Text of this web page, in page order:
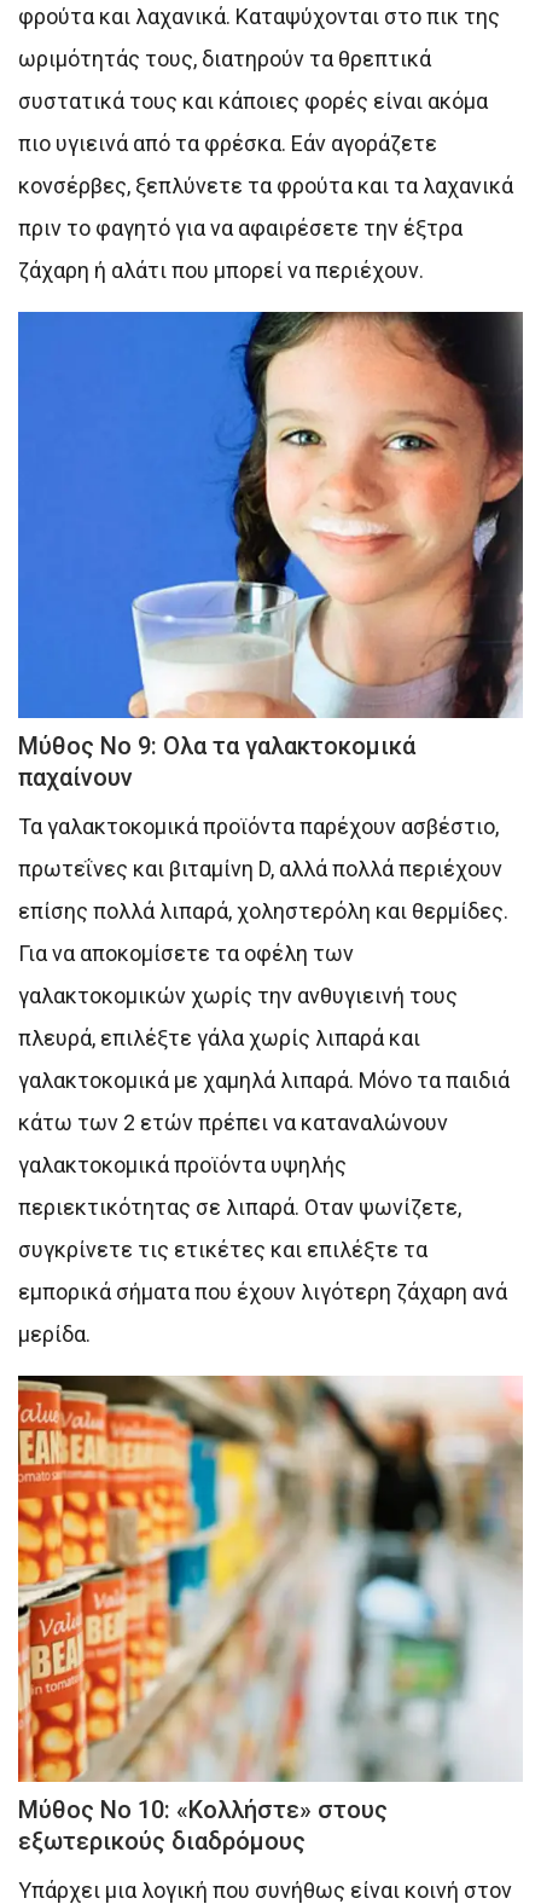
φρούτα και λαχανικά. Καταψύχονται στο πικ της
ωριμότητάς τους, διατηρούν τα θρεπτικά
συστατικά τους και κάποιες φορές είναι ακόμα
πιο υγιεινά από τα φρέσκα. Εάν αγοράζετε
κονσέρβες, ξεπλύνετε τα φρούτα και τα λαχανικά
πριν το φαγητό για να αφαιρέσετε την έξτρα
ζάχαρη ή αλάτι που μπορεί να περιέχουν.
Μύθος Νο 9: Ολα τα γαλακτοκομικά
παχαίνουν
Τα γαλακτοκομικά προϊόντα παρέχουν ασβέστιο,
πρωτεΐνες και βιταμίνη D, αλλά πολλά περιέχουν
επίσης πολλά λιπαρά, χοληστερόλη και θερμίδες.
Για να αποκομίσετε τα οφέλη των
γαλακτοκομικών χωρίς την ανθυγιεινή τους
πλευρά, επιλέξτε γάλα χωρίς λιπαρά και
γαλακτοκομικά με χαμηλά λιπαρά. Μόνο τα παιδιά
κάτω των 2 ετών πρέπει να καταναλώνουν
γαλακτοκομικά προϊόντα υψηλής
περιεκτικότητας σε λιπαρά. Οταν ψωνίζετε,
συγκρίνετε τις ετικέτες και επιλέξτε τα
εμπορικά σήματα που έχουν λιγότερη ζάχαρη ανά
μερίδα.
Μύθος Νο 10: «Κολλήστε» στους
εξωτερικούς διαδρόμους
Υπάρχει μια λογική που συνήθως είναι κοινή στον